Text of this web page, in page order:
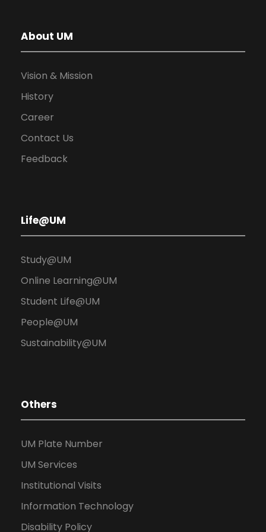
About UM
Vision & Mission
History
Career
Contact Us
Feedback
Life@UM
Study@UM
Online Learning@UM
Student Life@UM
People@UM
Sustainability@UM
Others
UM Plate Number
UM Services
Institutional Visits
Information Technology
Disability Policy